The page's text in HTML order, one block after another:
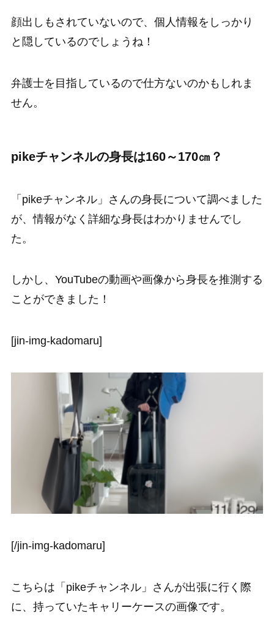
顔出しもされていないので、個人情報をしっかり
と隠しているのでしょうね！
弁護士を目指しているので仕方ないのかもしれま
せん。
pikeチャンネルの身長は160～170㎝？
「pikeチャンネル」さんの身長について調べました
が、情報がなく詳細な身長はわかりませんでし
た。
しかし、YouTubeの動画や画像から身長を推測する
ことができました！
[jin-img-kadomaru]
[/jin-img-kadomaru]
こちらは「pikeチャンネル」さんが出張に行く際
に、持っていたキャリーケースの画像です。